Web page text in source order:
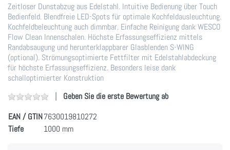
Zeitloser Dunstabzug aus Edelstahl. Intuitive Bedienung über Touch
Bedienfeld. Blendfreie LED-Spots für optimale Kochfeldausleuchtung.
Kochfeldbeleuchtung auch dimmbar. Einfache Reinigung dank WESCO
Flow Clean Innenschalen. Höchste Erfassungseffizienz mittels
Randabsaugung und herunterklappbarer Glasblenden S-WING
(optional). Strömungsoptimierte Fettfilter mit Edelstahlabdeckung
für höchste Erfassungseffizienz. Besonders leise dank
schalloptimierter Konstruktion
Geben Sie die erste Bewertung ab
EAN / GTIN7630019810272
Tiefe
1000 mm